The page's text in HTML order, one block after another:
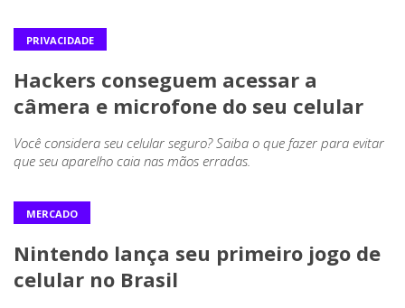
PRIVACIDADE
Hackers conseguem acessar a
câmera e microfone do seu celular
Você considera seu celular seguro? Saiba o que fazer para evitar
que seu aparelho caia nas mãos erradas.
MERCADO
Nintendo lança seu primeiro jogo de
celular no Brasil